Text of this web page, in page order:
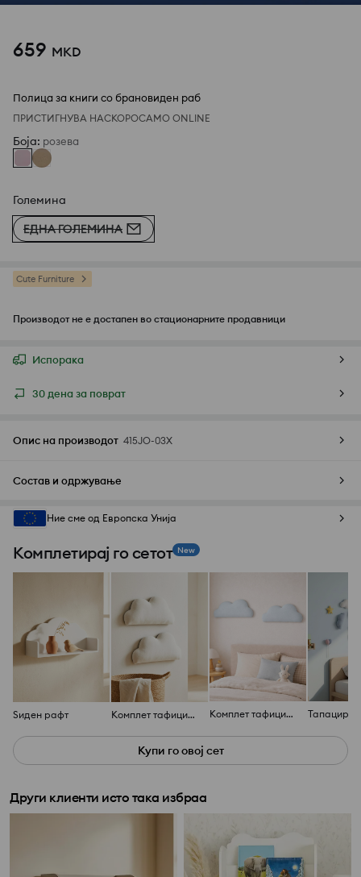
659 MKD
Полица за книги со брановиден раб
ПРИСТИГНУВА НАСКОРОСАМО ONLINE
Боја: розева
Големина
ЕДНА ГОЛЕМИНА
Cute Furniture
Производот не е достапен во стационарните продавници
Испорака
30 дена за поврат
Опис на производот 415JO-03X
Состав и одржување
Ние сме од Европска Унија
Комплетирај го сетот New
Ѕиден рафт Комплет тафицирани панели во форма на облак, 2 парчиња Комплет тафицирани панели во форма на облак, 2 парчиња
Купи го овој сет
Други клиенти исто така избраа